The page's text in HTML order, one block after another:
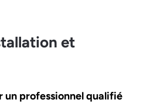
et
un professionnel qualifié